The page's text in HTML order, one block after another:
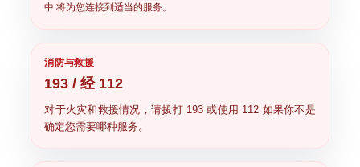
中 将为您连接到适当的服务。
消防与救援
193 / 经 112
对于火灾和救援情况，请拨打 193 或使用 112 如果你不是
确定您需要哪种服务。